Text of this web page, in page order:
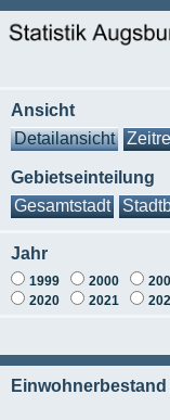
Ansicht
Detailansicht
Gebietseinteilung
Gesamtstadt
Jahr
1999 2000
2020
2021
Einwohnerbestand